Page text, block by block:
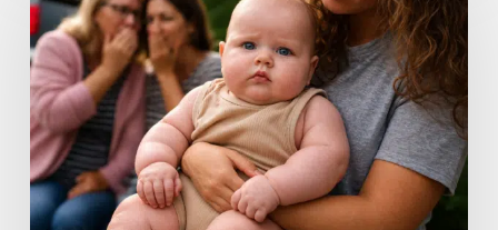
même
les
bébés
:
jusqu’où
va